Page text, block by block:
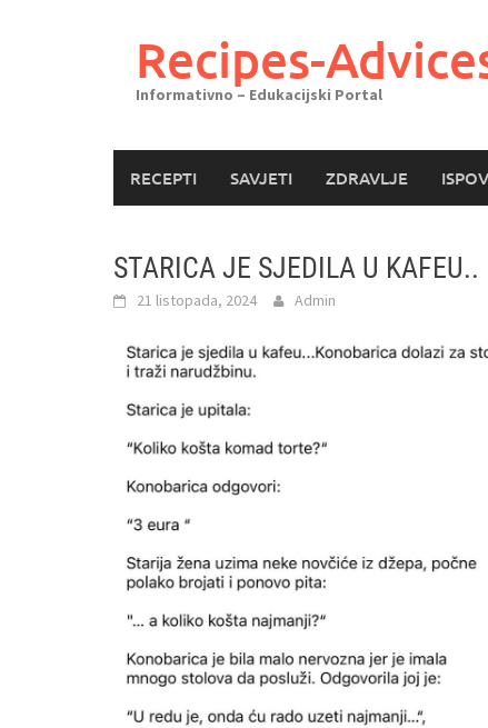
Recipes-
Informativno – Edukacijski Portal
RECEPTI SAVJETI ZDRAVLJE
STARICA JE SJEDILA U KAFEU..
21 listopada, 2024 Admin